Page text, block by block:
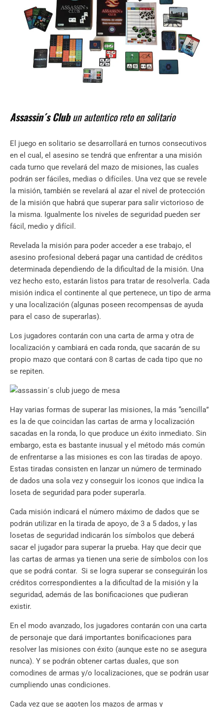
Assassin´s Clubun autentico reto en solitario
El juego en solitario se desarrollará en turnos consecutivos
en el cual, el asesino se tendrá que enfrentar a una misión
cada turno que revelará del mazo de misiones, las cuales
podrán ser fáciles, medias o difíciles. Una vez que se revele
la misión, también se revelará al azar el nivel de protección
de la misión que habrá que superar para salir victorioso de
la misma. Igualmente los niveles de seguridad pueden ser
fácil, medio y difícil.
Revelada la misión para poder acceder a ese trabajo, el
asesino profesional deberá pagar una cantidad de créditos
determinada dependiendo de la dificultad de la misión. Una
vez hecho esto, estarán listos para tratar de resolverla. Cada
misión indica el continente al que pertenece, un tipo de arma
y una localización (algunas poseen recompensas de ayuda
para el caso de superarlas).
Los jugadores contarán con una carta de arma y otra de
localización y cambiará en cada ronda, que sacarán de su
propio mazo que contará con 8 cartas de cada tipo que no
se repiten.
Hay varias formas de superar las misiones, la más “sencilla”
es la de que coincidan las cartas de arma y localización
sacadas en la ronda, lo que produce un éxito inmediato. Sin
embargo, esta es bastante inusual y el método más común
de enfrentarse a las misiones es con las tiradas de apoyo.
Estas tiradas consisten en lanzar un número de terminado
de dados una sola vez y conseguir los iconos que indica la
loseta de seguridad para poder superarla.
Cada misión indicará el número máximo de dados que se
podrán utilizar en la tirada de apoyo, de 3 a 5 dados, y las
losetas de seguridad indicarán los símbolos que deberá
sacar el jugador para superar la prueba. Hay que decir que
las cartas de armas ya tienen una serie de símbolos con los
que se podrá contar. Si se logra superar se conseguirán los
créditos correspondientes a la dificultad de la misión y la
seguridad, además de las bonificaciones que pudieran
existir.
En el modo avanzado, los jugadores contarán con una carta
de personaje que dará importantes bonificaciones para
resolver las misiones con éxito (aunque este no se asegura
nunca). Y se podrán obtener cartas duales, que son
comodines de armas y/o localizaciones, que se podrán usar
cumpliendo unas condiciones.
Cada vez que se agoten los mazos de armas y